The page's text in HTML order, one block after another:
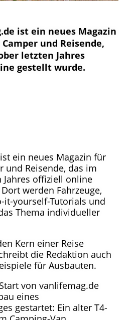
ist ein neues Magazin
und Reisende,
letzten Jahres
gestellt wurde.
ein neues Magazin für
und Reisende, das im
Jahres offiziell online
werden Fahrzeuge,
it-yourself-Tutorials und
Thema individueller
Kern einer Reise
die Redaktion auch
für Ausbauten.
von vanlifemag.de
eines
gestartet: Ein alter T4-